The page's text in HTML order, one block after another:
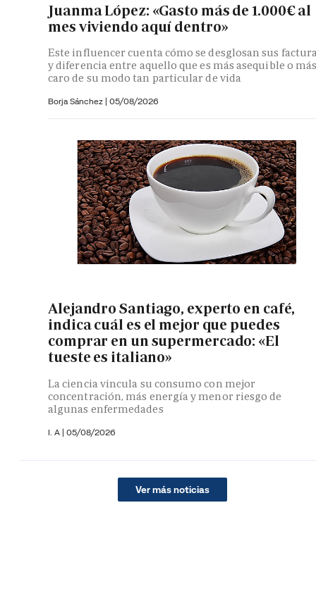
Juanma López: «Gasto más de 1.000€ al
mes viviendo aquí dentro»
Este influencer cuenta cómo se desglosan sus
y diferencia entre aquello que es más asequible o
caro de su modo tan particular de vida
Borja Sánchez | 05/08/2026
Alejandro Santiago, experto en café,
indica cuál es el mejor que puedes
comprar en un supermercado: «El
tueste es italiano»
La ciencia vincula su consumo con mejor
concentración, más energía y menor riesgo de
algunas enfermedades
I. A | 05/08/2026
Ver más noticias